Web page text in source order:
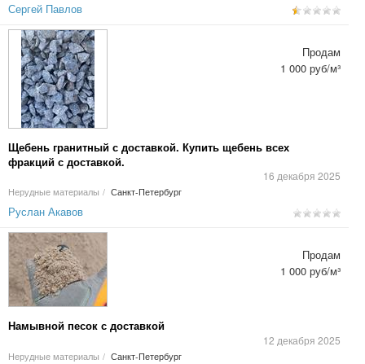
Сергей Павлов
Щебень гранитный с доставкой. Купить щебень всех
фракций с доставкой.
16 декабря 2025
Нерудные материалы / Санкт-Петербург
Продам
1 000 руб/м³
Руслан Акавов
Намывной песок с доставкой
12 декабря 2025
Нерудные материалы / Санкт-Петербург
Продам
1 000 руб/м³